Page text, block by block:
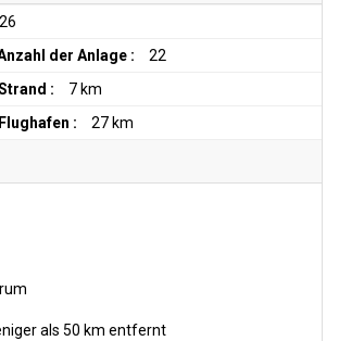
der Anlage :
22
:
7 km
:
27 km
als 50 km entfernt